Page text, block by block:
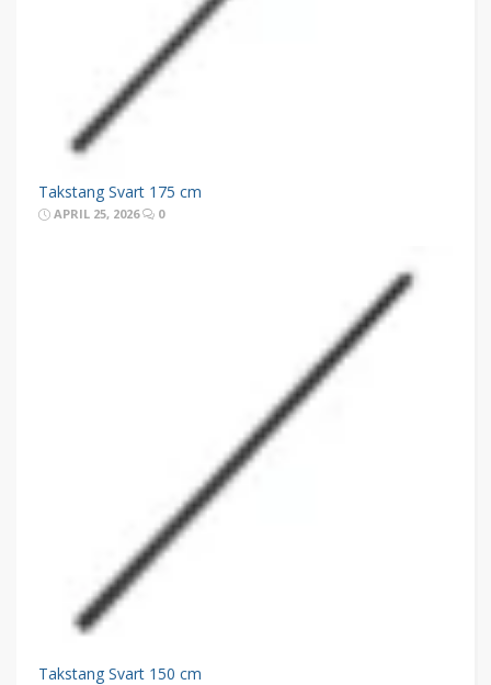
Takstang Svart 175 cm
APRIL 25, 2026 0
Takstang Svart 150 cm